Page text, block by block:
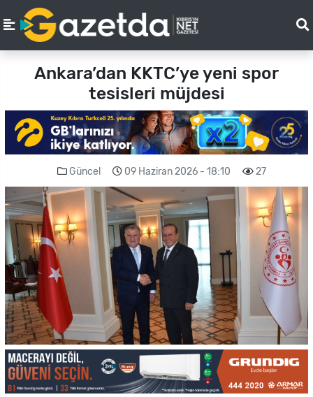
Ankara’dan KKTC’ye yeni spor
tesisleri müjdesi
Güncel 09 Haziran 2026 - 18:10 27